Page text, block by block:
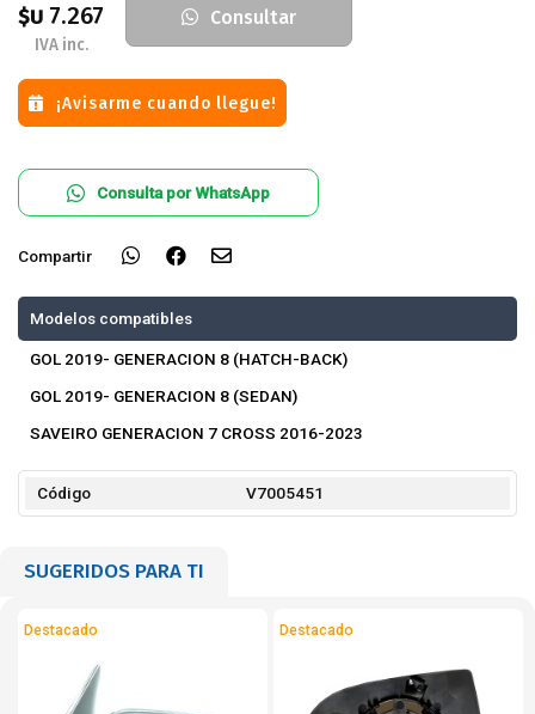
$U 7.267
IVA inc.
Consultar
¡Avisarme cuando llegue!
Consulta por WhatsApp
Compartir
Modelos compatibles
GOL 2019- GENERACION 8 (HATCH-BACK)
GOL 2019- GENERACION 8 (SEDAN)
SAVEIRO GENERACION 7 CROSS 2016-2023
Código V7005451
SUGERIDOS PARA TI
Destacado Destacado